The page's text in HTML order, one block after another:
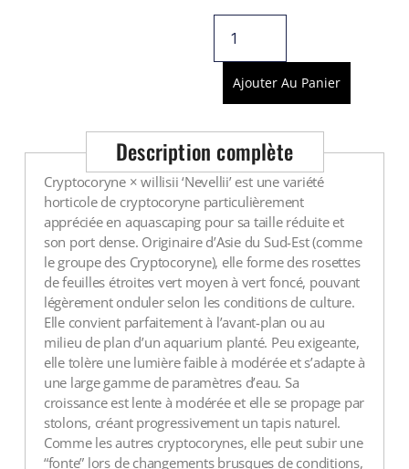
Ajouter Au Panier
Description complète
Cryptocoryne × willisii ‘Nevellii’ est une variété
horticole de cryptocoryne particulièrement
appréciée en aquascaping pour sa taille réduite et
son port dense. Originaire d’Asie du Sud-Est (comme
le groupe des Cryptocoryne), elle forme des rosettes
de feuilles étroites vert moyen à vert foncé, pouvant
légèrement onduler selon les conditions de culture.
Elle convient parfaitement à l’avant-plan ou au
milieu de plan d’un aquarium planté. Peu exigeante,
elle tolère une lumière faible à modérée et s’adapte à
une large gamme de paramètres d’eau. Sa
croissance est lente à modérée et elle se propage par
stolons, créant progressivement un tapis naturel.
Comme les autres cryptocorynes, elle peut subir une
“fonte” lors de changements brusques de conditions,